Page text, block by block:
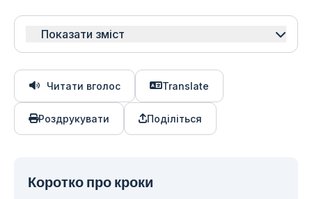
Показати зміст
Читати вголос Translate
Роздрукувати Поділіться
Коротко про кроки